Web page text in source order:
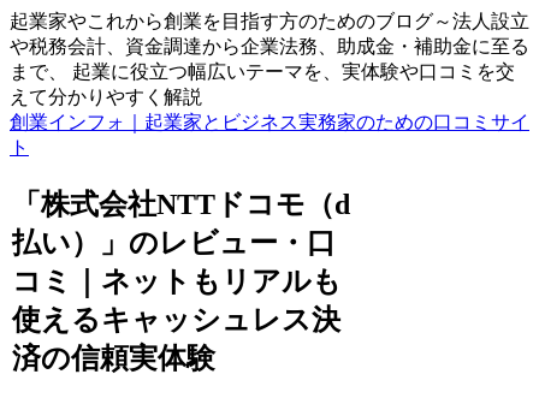
起業家やこれから創業を目指す方のためのブログ～法人設立
や税務会計、資金調達から企業法務、助成金・補助金に至る
まで、 起業に役立つ幅広いテーマを、実体験や口コミを交
えて分かりやすく解説
創業インフォ｜起業家とビジネス実務家のための口コミサイ
ト
「株式会社NTTドコモ（d
払い）」のレビュー・口
コミ｜ネットもリアルも
使えるキャッシュレス決
済の信頼実体験